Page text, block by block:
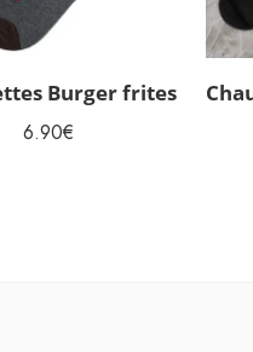
Burger frites
6.90€